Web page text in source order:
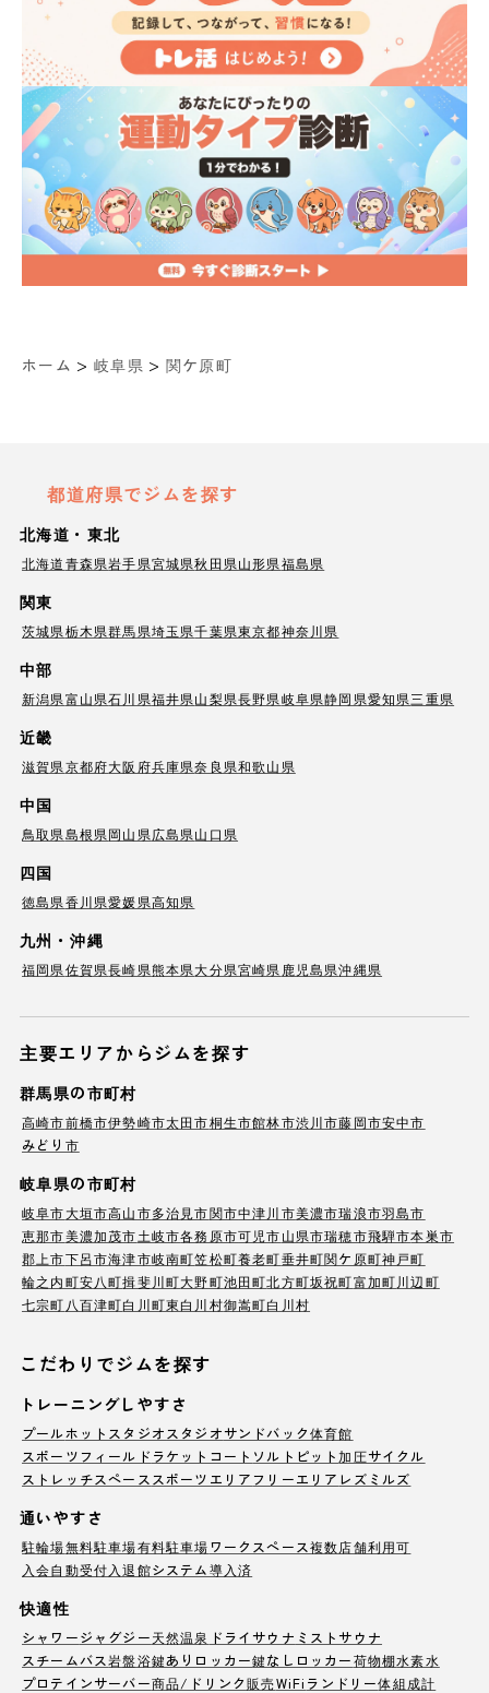
ホーム > 岐阜県 > 関ケ原町
都道府県でジムを探す
北海道・東北
北海道青森県岩手県宮城県秋田県山形県福島県
関東
茨城県栃木県群馬県埼玉県千葉県東京都神奈川県
中部
新潟県富山県石川県福井県山梨県長野県岐阜県静岡県愛知県三重県
近畿
滋賀県京都府大阪府兵庫県奈良県和歌山県
中国
鳥取県島根県岡山県広島県山口県
四国
徳島県香川県愛媛県高知県
九州・沖縄
福岡県佐賀県長崎県熊本県大分県宮崎県 鹿児島県沖縄県
主要エリアからジムを探す
群馬県の市町村
高崎市前橋市伊勢崎市太田市桐生市館林市渋川市藤岡市安中市
みどり市
岐阜県の市町村
岐阜市大垣市高山市多治見市関市中津川市美濃市瑞浪市羽島市
恵那市美濃加茂市土岐市各務原市可児市山県市瑞穂市飛騨市本巣市
郡上市下呂市海津市岐南町笠松町養老町垂井町関ケ原町神戸町
輪之内町安八町揖斐川町大野町池田町北方町坂祝町富加町川辺町
七宗町 八百津町白川町東白川村御嵩町白川村
こだわりでジムを探す
トレーニングしやすさ
プールホットスタジオ スタジオサンドバック体育館
スポーツフィールド ラケットコート ソルトピット加圧サイクル
ストレッチスペース スポーツエリア フリーエリア レズミルズ
通いやすさ
駐輪場無料駐車場有料駐車場ワークスペース複数店舗利用可
入会自動受付 入退館システム導入済
快適性
シャワージャグジー天然温泉 ドライサウナ ミストサウナ
スチームバス岩盤浴鍵ありロッカー鍵なしロッカー荷物棚水素水
プロテインサーバー商品/ドリンク販売WiFi ランドリー体組成計